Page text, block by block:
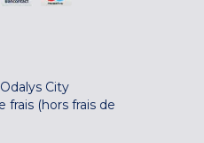
City
(hors frais de